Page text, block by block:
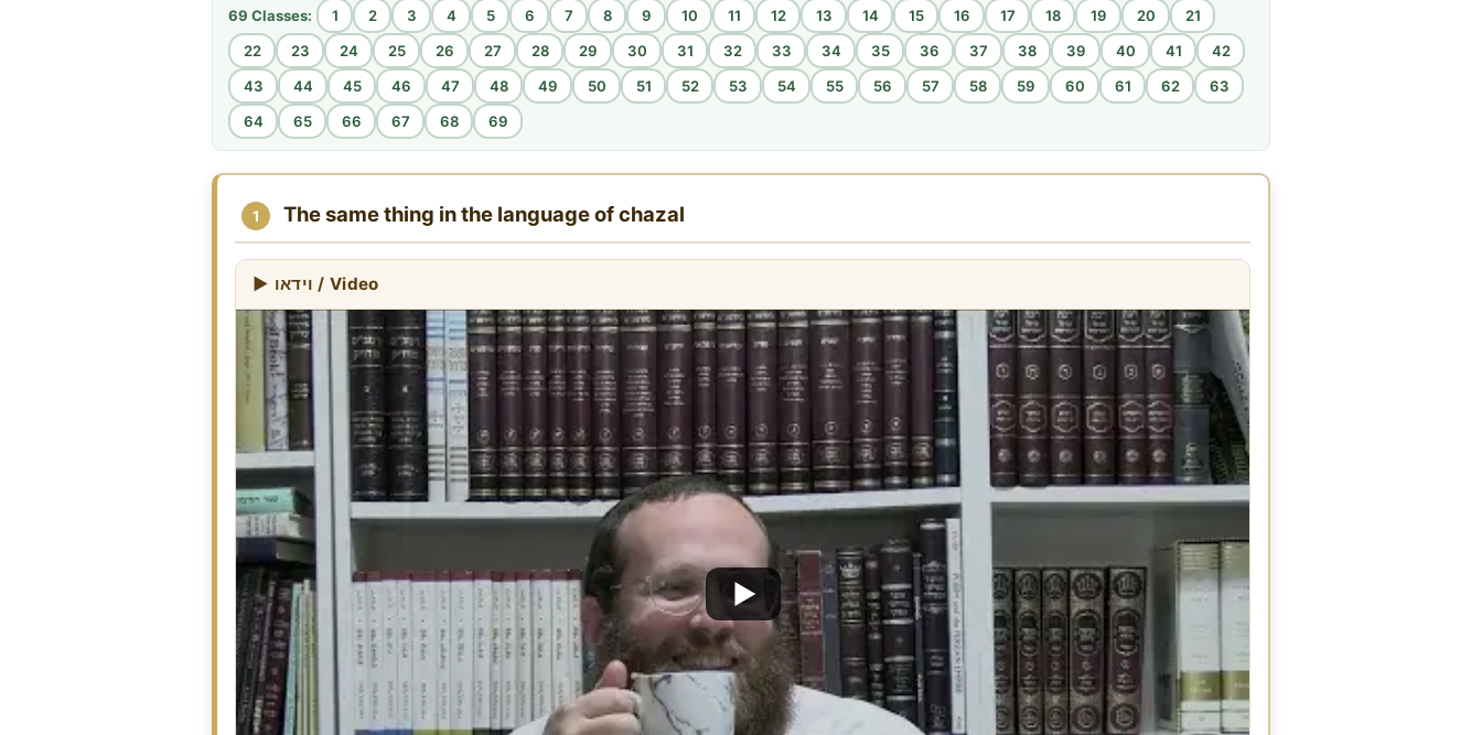
69 Classes: 1 2 3 4 5 6 7 8 9 10 11 12 13 14 15 16 17 18 19 20
21
22
23 24 25 26 27 28 29 30 31 32 33 34 35 36 37 38 39 40 41
42
43
44 45 46 47 48 49 50 51 52 53 54 55 56 57 58 59 60 61 62
63
64
65 66 67 68 69
1 The same thing in the language of chazal
▶ וידאו / Video